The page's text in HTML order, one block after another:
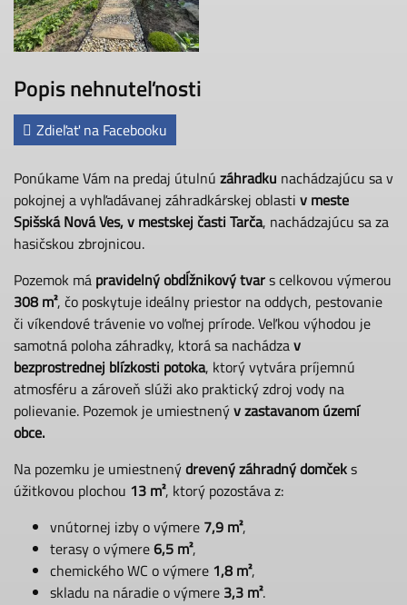
Popis nehnuteľnosti
Zdieľať na Facebooku
Ponúkame Vám na predaj útulnú záhradku nachádzajúcu sa v
pokojnej a vyhľadávanej záhradkárskej oblasti v meste
Spišská Nová Ves, v mestskej časti Tarča, nachádzajúcu sa za
hasičskou zbrojnicou.
Pozemok má pravidelný obdĺžnikový tvars celkovou výmerou
308 m², čo poskytuje ideálny priestor na oddych, pestovanie
či víkendové trávenie vo voľnej prírode. Veľkou výhodou je
samotná poloha záhradky, ktorá sa nachádzav
bezprostrednej blízkosti potoka, ktorý vytvára príjemnú
atmosféru a zároveň slúži ako praktický zdroj vody na
polievanie. Pozemok je umiestnenýv zastavanom území
obce.
Na pozemku je umiestnenýdrevený záhradný domčeks
úžitkovou plochou 13 m², ktorý pozostáva z:
vnútornej izby o výmere 7,9 m²,
terasy o výmere6,5 m²,
chemického WC o výmere 1,8 m²,
skladu na náradie o výmere 3,3 m².